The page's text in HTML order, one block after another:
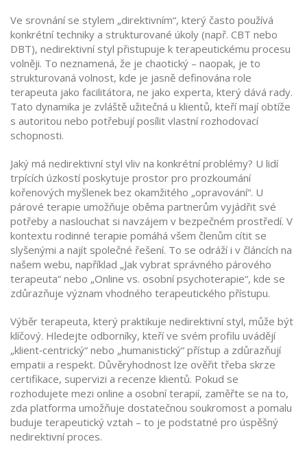
Ve srovnání se stylem „direktivním“, který často používá
konkrétní techniky a strukturované úkoly (např. CBT nebo
DBT), nedirektivní styl přistupuje k terapeutickému procesu
volněji. To neznamená, že je chaotický – naopak, je to
strukturovaná volnost, kde je jasně definována role
terapeuta jako facilitátora, ne jako experta, který dává rady.
Tato dynamika je zvláště užitečná u klientů, kteří mají obtíže
s autoritou nebo potřebují posílit vlastní rozhodovací
schopnosti.
Jaký má nedirektivní styl vliv na konkrétní problémy? U lidí
trpících úzkostí poskytuje prostor pro prozkoumání
kořenových myšlenek bez okamžitého „opravování“. U
párové terapie umožňuje oběma partnerům vyjádřit své
potřeby a naslouchat si navzájem v bezpečném prostředí. V
kontextu rodinné terapie pomáhá všem členům cítit se
slyšenými a najít společné řešení. To se odráží i v článcích na
našem webu, například „Jak vybrat správného párového
terapeuta“ nebo „Online vs. osobní psychoterapie“, kde se
zdůrazňuje význam vhodného terapeutického přístupu.
Výběr terapeuta, který praktikuje nedirektivní styl, může být
klíčový. Hledejte odborníky, kteří ve svém profilu uvádějí
„klient‑centrický“ nebo „humanistický“ přístup a zdůrazňují
empatii a respekt. Důvěryhodnost lze ověřit třeba skrze
certifikace, supervizi a recenze klientů. Pokud se
rozhodujete mezi online a osobní terapií, zaměřte se na to,
zda platforma umožňuje dostatečnou soukromost a pomalu
buduje terapeutický vztah – to je podstatné pro úspěšný
nedirektivní proces.